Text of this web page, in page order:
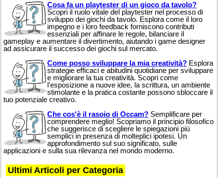
Cosa fa un playtester di un gioco da tavolo?
Scopri il ruolo vitale del playtester nel processo di
sviluppo dei giochi da tavolo. Esplora come il loro
impegno e i loro feedback forniscono contributi
essenziali per affinare le regole, bilanciare il
gameplay e aumentare il divertimento, aiutando i game designer
ad assicurare il successo dei giochi sul mercato.
Come posso sviluppare la mia creatività? Esplora
strategie efficaci e abitudini quotidiane per sviluppare
e migliorare la tua creatività. Scopri come
l'esposizione a nuove idee, la scrittura, un ambiente
stimolante e la pratica costante possono sbloccare il
tuo potenziale creativo.
Che cos'è il rasoio di Occam? Semplificare per
comprendere meglio! Scopriamo il principio filosofico
che suggerisce di scegliere le spiegazioni più
semplici in presenza di molteplici ipotesi. Un
approfondimento sul suo significato, sulle
applicazioni e sulla sua rilevanza nel mondo moderno.
Ultimi Articoli per Categoria